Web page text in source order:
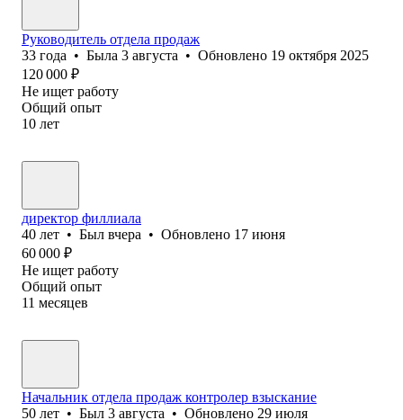
Руководитель отдела продаж
33 года • Была 3 августа • Обновлено 19 октября 2025
120 000 ₽
Не ищет работу
Общий опыт
10 лет
директор филлиала
40 лет • Был вчера • Обновлено 17 июня
60 000 ₽
Не ищет работу
Общий опыт
11 месяцев
Начальник отдела продаж контролер взыскание
50 лет • Был 3 августа • Обновлено 29 июля